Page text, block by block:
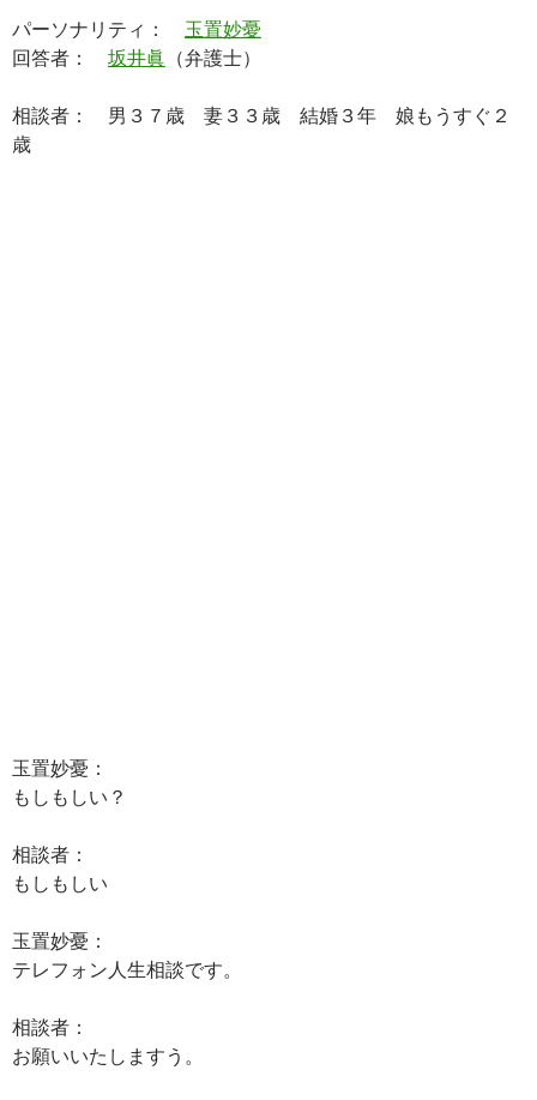
パーソナリティ： 玉置妙憂
回答者： 坂井眞 （弁護士）
相談者： 男３７歳 妻３３歳 結婚３年 娘もうすぐ２
歳
玉置妙憂：
もしもしい？
相談者：
もしもしい
玉置妙憂：
テレフォン人生相談です。
相談者：
お願いいたしますう。